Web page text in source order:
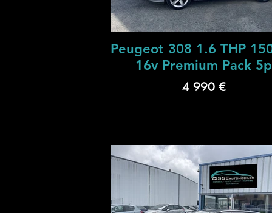
Peugeot 308 1.6 THP
16v Premium Pack 5p
4 990 €